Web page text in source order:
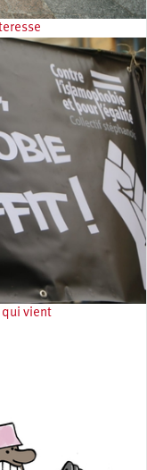
qui vient